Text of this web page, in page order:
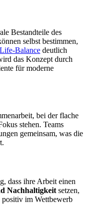
Bestandteile des
selbst bestimmen,
Balance deutlich
das Konzept durch
für moderne
bei der flache
stehen. Teams
gemeinsam, was die
dass ihre Arbeit einen
Nachhaltigkeit setzen,
im Wettbewerb